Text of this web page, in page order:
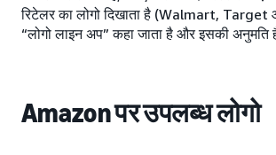
रिटेलर का लोगो दिखाता है (Walmart,
“लोगो लाइन अप” कहा जाता है और इसकी अनुमति
Amazon पर उपलब्ध लोगो